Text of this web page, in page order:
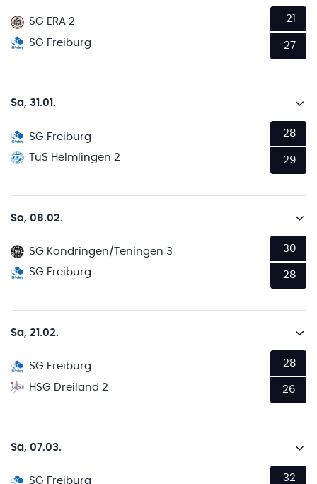
SG ERA 2
SG Freiburg
21
27
Sa, 31.01.
SG Freiburg
TuS Helmlingen 2
28
29
So, 08.02.
SG Köndringen/Teningen 3
SG Freiburg
30
28
Sa, 21.02.
SG Freiburg
HSG Dreiland 2
28
26
Sa, 07.03.
SG Freiburg
32